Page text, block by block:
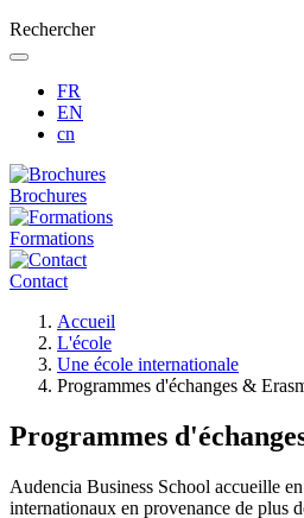
Rechercher
FR
EN
cn
Brochures
Formations
Contact
d'Ariane
Accueil
L'école
Une école internationale
Programmes d'échanges &
Programmes
Audencia Business School accueille
internationaux en provenance de plus